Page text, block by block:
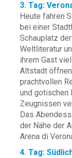
3. Tag:
Heute fahren
bei einer
Schauplatz
Weltliteratur
ihrem Gast
Altstadt
prachtvollen
und gotischen
Zeugnissen
Das
der Nähe der
Arena di
4. Tag: